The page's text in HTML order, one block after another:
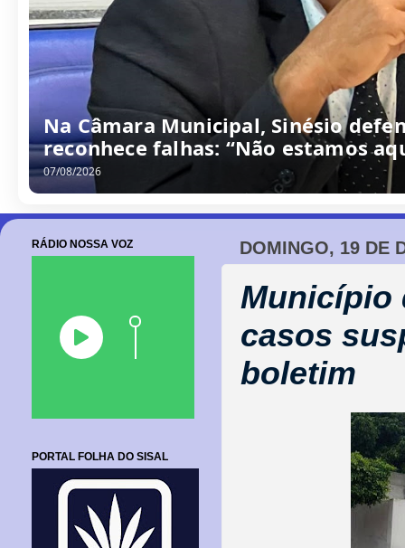
Na Câmara Municipal, Sinésio
reconhece falhas: “Não estamos
07/08/2026
DOMINGO, 19 DE
Município
casos
boletim
RÁDIO NOSSA VOZ
PORTAL FOLHA DO SISAL